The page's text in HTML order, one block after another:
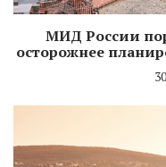
МИД России
осторожнее